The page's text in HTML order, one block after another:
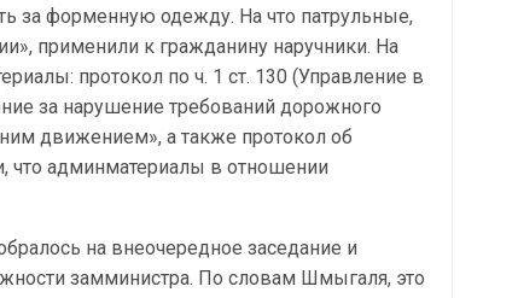
за форменную одежду. На что патрульные,
применили к гражданину наручники. На
протокол по ч. 1 ст. 130 (Управление в
за нарушение требований дорожного
движением», а также протокол об
что админматериалы в отношении
на внеочередное заседание и
замминистра. По словам Шмыгаля, это